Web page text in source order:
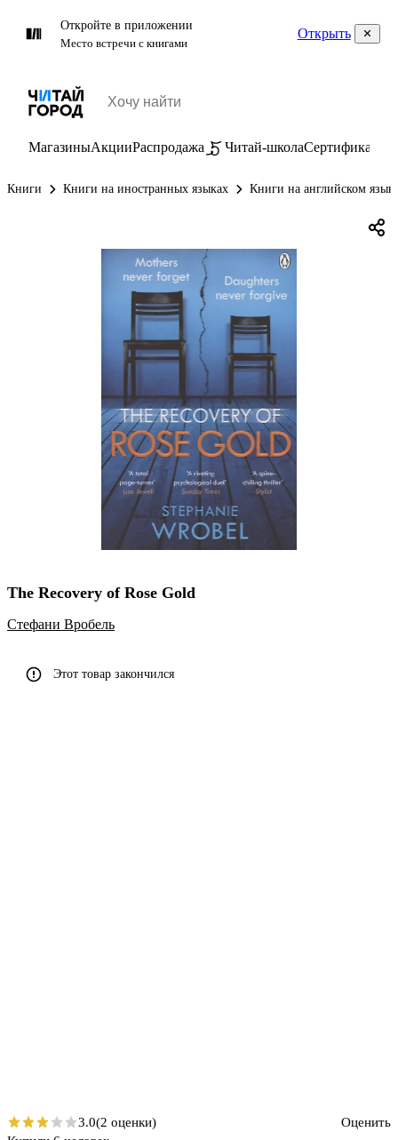
Откройте в приложении
Место встречи с книгами
Открыть
МагазиныАкцииРаспродажа Читай-школаСертификаты
Книги Книги на иностранных языках Книги на английском
The Recovery of Rose Gold
Cтефани Вробель
Этот товар закончился
3.0(2 оценки)
Оценить